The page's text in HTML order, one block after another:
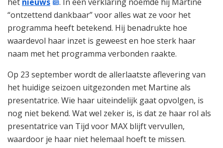
“ontzettend dankbaar” voor alles wat ze voor het
programma heeft betekend. Hij benadrukte hoe
waardevol haar inzet is geweest en hoe sterk haar
naam met het programma verbonden raakte.
Op 23 september wordt de allerlaatste aflevering van
het huidige seizoen uitgezonden met Martine als
presentatrice. Wie haar uiteindelijk gaat opvolgen, is
nog niet bekend. Wat wel zeker is, is dat ze haar rol als
presentatrice van Tijd voor MAX blijft vervullen,
waardoor je haar niet helemaal hoeft te missen.